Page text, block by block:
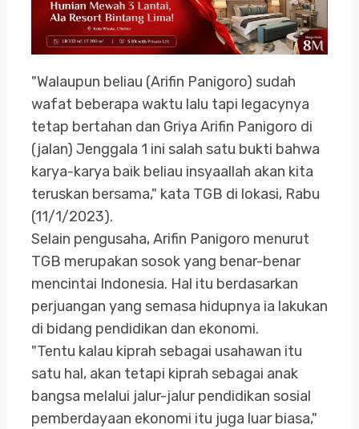
"Walaupun beliau (Arifin Panigoro) sudah
wafat beberapa waktu lalu tapi legacynya
tetap bertahan dan Griya Arifin Panigoro di
(jalan) Jenggala 1 ini salah satu bukti bahwa
karya-karya baik beliau insyaallah akan kita
teruskan bersama," kata TGB di lokasi, Rabu
(11/1/2023).
Selain pengusaha, Arifin Panigoro menurut
TGB merupakan sosok yang benar-benar
mencintai Indonesia. Hal itu berdasarkan
perjuangan yang semasa hidupnya ia lakukan
di bidang pendidikan dan ekonomi.
"Tentu kalau kiprah sebagai usahawan itu
satu hal, akan tetapi kiprah sebagai anak
bangsa melalui jalur-jalur pendidikan sosial
pemberdayaan ekonomi itu juga luar biasa,"